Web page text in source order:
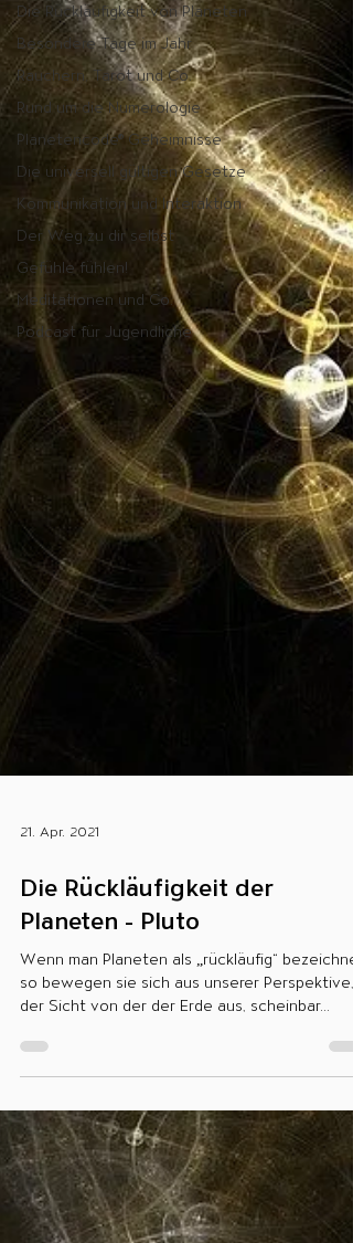
Die Rückläufigkeit von Planeten
Besondere Tage im Jahr
Räuchern, Tarot und Co.
Rund um die Numerologie
Planetencode® Geheimnisse
Die universell gültigen Gesetze
Kommunikation und Interaktion
Der Weg zu dir selbst
Gefühle fühlen!
Meditationen und Co.
Podcast für Jugendliche
Die Rückläufigkeit der
Wenn man Planeten als „rückläufig“
so bewegen sie sich aus unserer Perspektive,